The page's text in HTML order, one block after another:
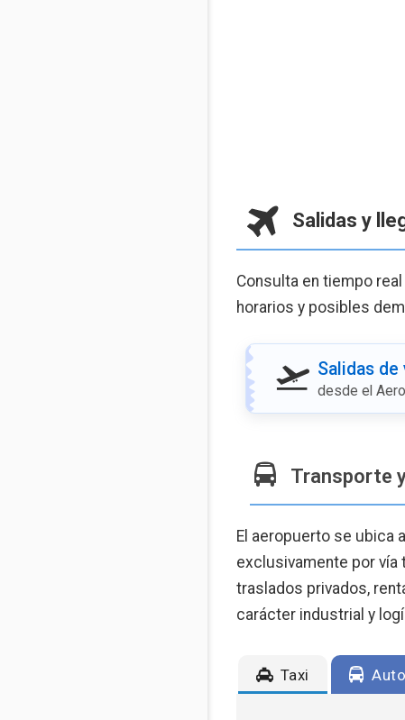
Salidas y
Consulta en tiempo
horarios y posibles
Salidas de
desde el
Transporte
El aeropuerto se ubica
exclusivamente por vía
traslados privados,
carácter industrial y
Taxi